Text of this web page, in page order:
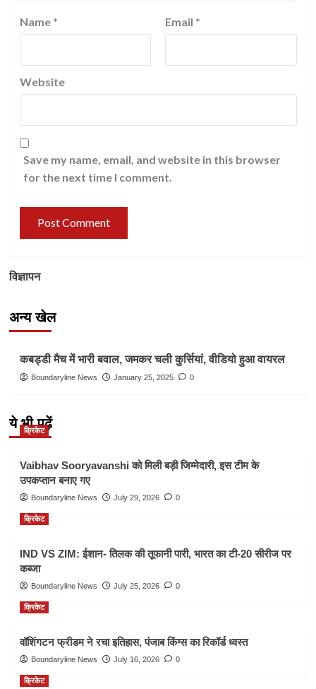
Name * Email *
Website
Save my name, email, and website in this browser
for the next time I comment.
विज्ञापन
अन्य खेल
Other Sports
कबड्डी मैच में भारी बवाल, जमकर चली कुर्सियां, वीडियो हुआ वायरल
Boundaryline News January 25, 2025 0
ये भी पढ़ें
क्रिकेट
Vaibhav Sooryavanshi को मिली बड़ी जिम्मेदारी, इस टीम के
उपकप्तान बनाए गए
Boundaryline News July 29, 2026 0
क्रिकेट
IND VS ZIM: ईशान- तिलक की तूफानी पारी, भारत का टी-20 सीरीज पर
कब्जा
Boundaryline News July 25, 2026 0
क्रिकेट
वॉशिंगटन फ्रीडम ने रचा इतिहास, पंजाब किंग्स का रिकॉर्ड ध्वस्त
Boundaryline News July 16, 2026 0
क्रिकेट